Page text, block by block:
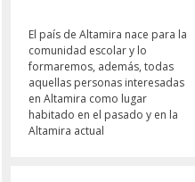
El país de Altamira nace para la
comunidad escolar y lo
formaremos, además, todas
aquellas personas interesadas
en Altamira como lugar
habitado en el pasado y en la
Altamira actual